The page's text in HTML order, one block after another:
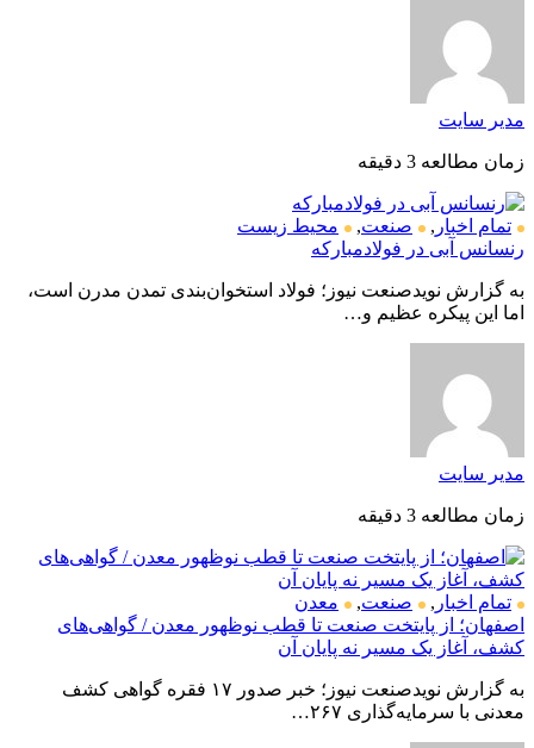
مدیر سایت
زمان مطالعه 3 دقیقه
تمام اخبار , صنعت,
محیط زیست
رنسانس آبی در فولادمبارکه
به گزارش نویدصنعت نیوز؛ فولاد استخوان‌بندی تمدن مدرن است،
اما این پیکره عظیم و…
مدیر سایت
زمان مطالعه 3 دقیقه
تمام اخبار , صنعت,
معدن
اصفهان؛ از پایتخت صنعت تا قطب نوظهور معدن / گواهی‌های
کشف، آغاز یک مسیر نه پایان آن
به گزارش نویدصنعت نیوز؛ خبر صدور ۱۷ فقره گواهی کشف
معدنی با سرمایه‌گذاری ۲۶۷…